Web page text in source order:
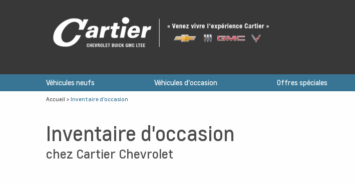
Véhicules neufs Véhicules d'occasion Offres spéciales
Accueil > Inventaire d'occasion
Inventaire d'occasion
chez Cartier Chevrolet